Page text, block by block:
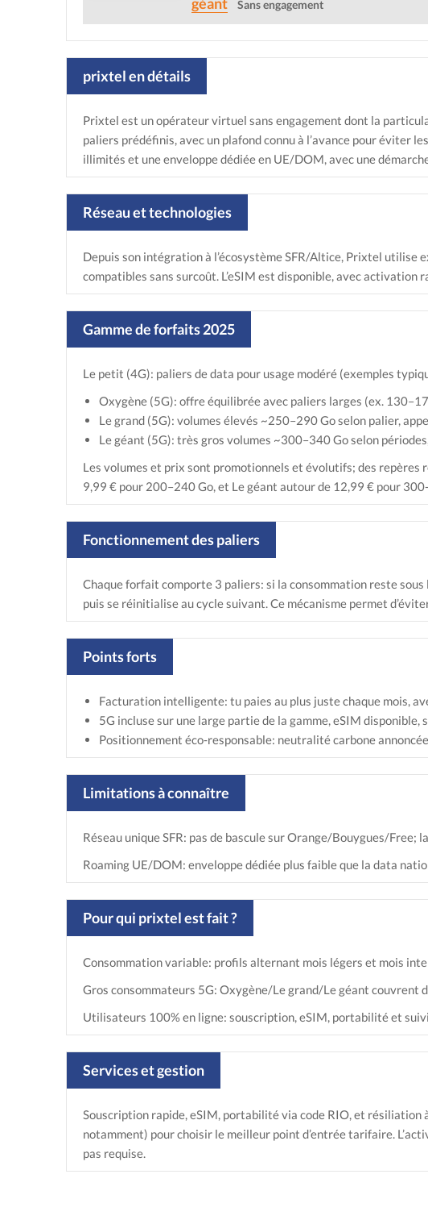
Sans engagement
prixtel en détails
Prixtel est un opérateur virtuel sans engagement dont la
paliers prédéfinis, avec un plafond connu à l’avance pour éviter
illimités et une enveloppe dédiée en UE/DOM, avec une
Réseau et technologies
Depuis son intégration à l’écosystème SFR/Altice, Prixtel
compatibles sans surcoût. L’eSIM est disponible, avec
Gamme de forfaits 2025
Le petit (4G): paliers de data pour usage modéré (exemples
Oxygène (5G): offre équilibrée avec paliers larges (ex.
Le grand (5G): volumes élevés ~250–290 Go selon palier,
Le géant (5G): très gros volumes ~300–340 Go selon
Les volumes et prix sont promotionnels et évolutifs; des repères
9,99 € pour 200–240 Go, et Le géant autour de 12,99 € pour
Fonctionnement des paliers
Chaque forfait comporte 3 paliers: si la consommation reste sous
puis se réinitialise au cycle suivant. Ce mécanisme permet
Points forts
Facturation intelligente: tu paies au plus juste chaque mois,
5G incluse sur une large partie de la gamme, eSIM
Positionnement éco‑responsable: neutralité carbone
Limitations à connaître
Réseau unique SFR: pas de bascule sur Orange/Bouygues/Free;
Roaming UE/DOM: enveloppe dédiée plus faible que la data
Pour qui prixtel est fait ?
Consommation variable: profils alternant mois légers et mois
Gros consommateurs 5G: Oxygène/Le grand/Le géant couvrent
Utilisateurs 100% en ligne: souscription, eSIM, portabilité et
Services et gestion
Souscription rapide, eSIM, portabilité via code RIO, et
notamment) pour choisir le meilleur point d’entrée tarifaire.
pas requise.